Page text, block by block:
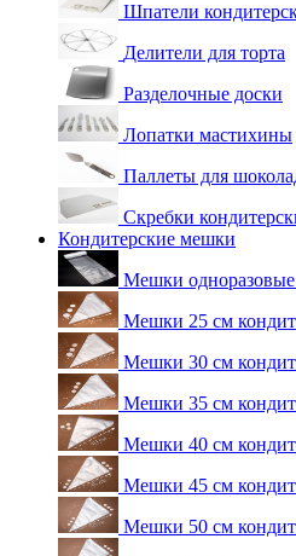
Шпатели
Делители для торта
Разделочные доски
Лопатки мастихины
Паллеты для
Скребки
Кондитерские мешки
Мешки одноразовые
Мешки 25 см
Мешки 30 см
Мешки 35 см
Мешки 40 см
Мешки 45 см
Мешки 50 см